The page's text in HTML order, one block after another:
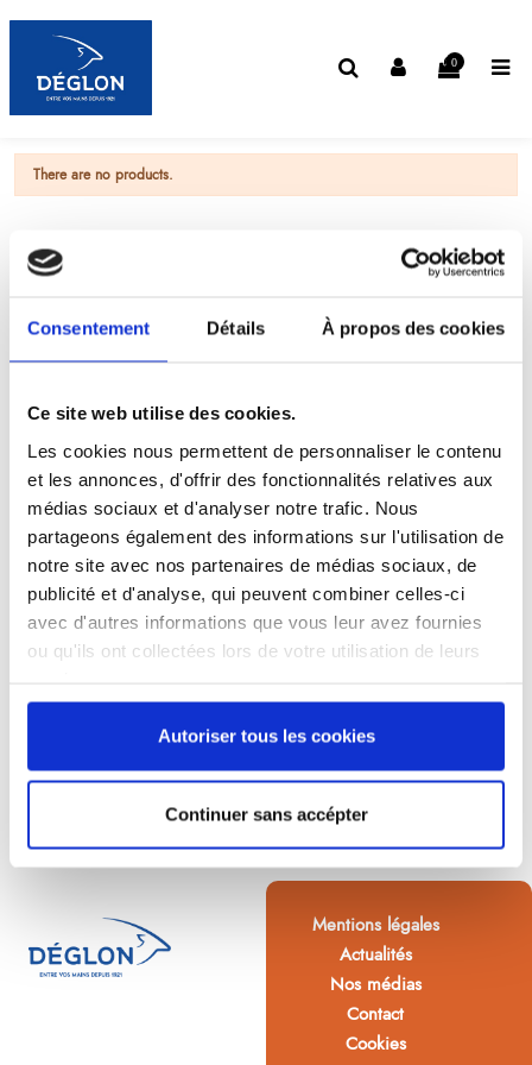
Consentement Détails À propos des cookies
Ce site web utilise des cookies.
Les cookies nous permettent de personnaliser le contenu
et les annonces, d'offrir des fonctionnalités relatives aux
médias sociaux et d'analyser notre trafic. Nous
partageons également des informations sur l'utilisation de
notre site avec nos partenaires de médias sociaux, de
publicité et d'analyse, qui peuvent combiner celles-ci
avec d'autres informations que vous leur avez fournies
ou qu'ils ont collectées lors de votre utilisation de leurs
Autoriser tous les cookies
Continuer sans accépter
0
There are no products.
Mentions légales
Actualités
Nos médias
Contact
Cookies